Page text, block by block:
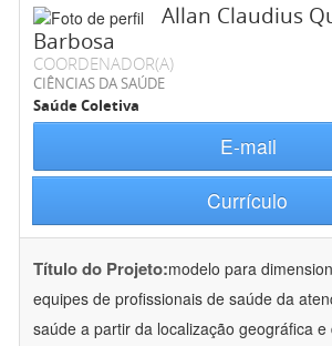
Allan Claudius
Barbosa
COORDENADOR(A)
CIÊNCIAS DA SAÚDE
Saúde Coletiva
E-mail
Currículo
Título do Projeto:modelo para
equipes de profissionais de saúde da
saúde a partir da localização geográfica e